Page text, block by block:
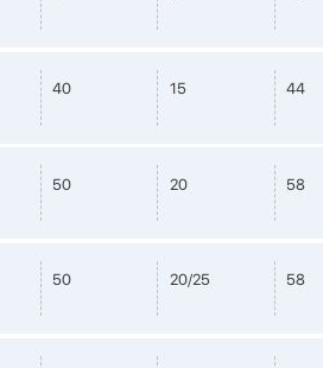
40 15 44
50 20 58
50 20/25 58